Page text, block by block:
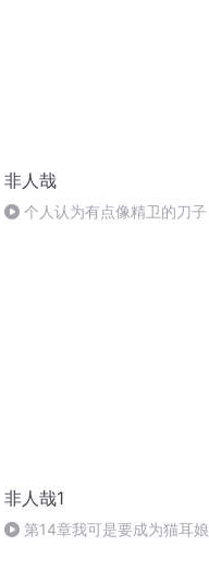
非人哉
个人认为有点像精卫的刀子
非人哉1
第14章我可是要成为猫耳娘